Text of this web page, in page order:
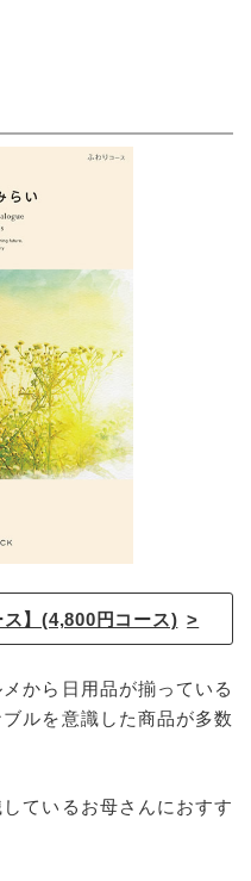
】(4,800円コース)
から日用品が揃っている
ルを意識した商品が多数
ているお母さんにおすす